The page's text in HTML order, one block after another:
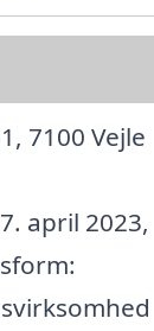
7100 Vejle
april 2023,